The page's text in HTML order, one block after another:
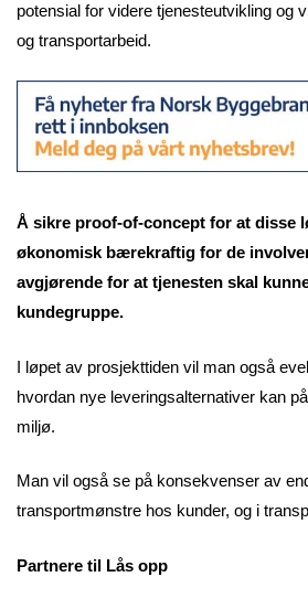
potensial for videre tjenesteutvikling og
og transportarbeid.
Å sikre proof-of-concept for at disse
økonomisk bærekraftig for de
avgjørende for at tjenesten skal
kundegruppe.
I løpet av prosjekttiden vil man også
hvordan nye leveringsalternativer kan
miljø.
Man vil også se på konsekvenser av
transportmønstre hos kunder, og i
Partnere til Lås opp